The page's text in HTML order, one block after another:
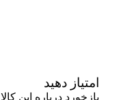
امتیاز دهید
بازخورد درباره این کالا